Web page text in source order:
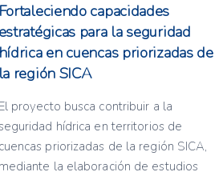
capacidades
para la seguridad
en cuencas priorizadas de
región SICA
proyecto busca contribuir a la
hídrica en territorios de
priorizadas de la región SICA,
la elaboración de estudios